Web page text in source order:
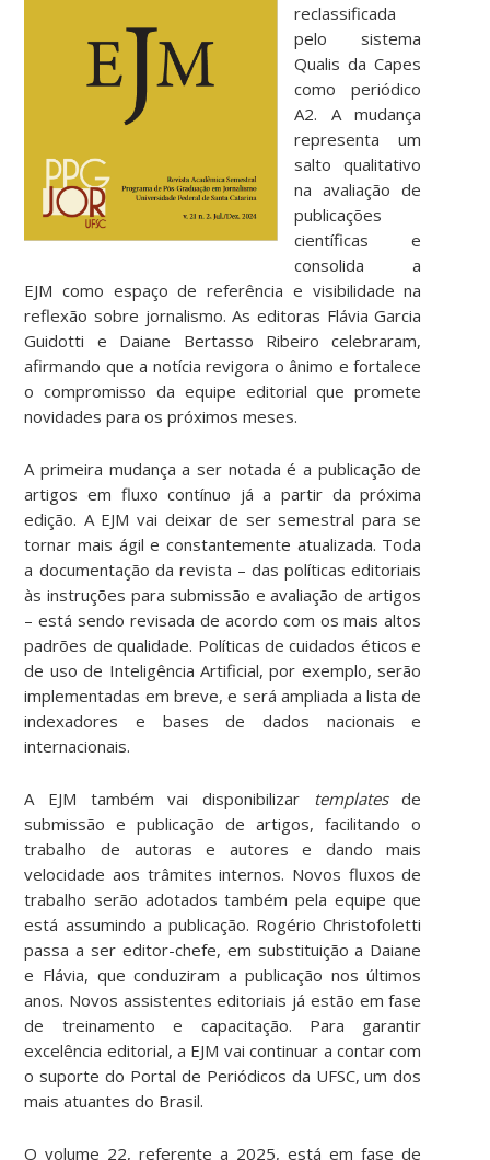
reclassificada
pelo sistema
Qualis da Capes
como periódico
A2. A mudança
representa um
salto qualitativo
na avaliação de
publicações
científicas e
consolida a
EJM como espaço de referência e visibilidade na
reflexão sobre jornalismo. As editoras Flávia Garcia
Guidotti e Daiane Bertasso Ribeiro celebraram,
afirmando que a notícia revigora o ânimo e fortalece
o compromisso da equipe editorial que promete
novidades para os próximos meses.
A primeira mudança a ser notada é a publicação de
artigos em fluxo contínuo já a partir da próxima
edição. A EJM vai deixar de ser semestral para se
tornar mais ágil e constantemente atualizada. Toda
a documentação da revista – das políticas editoriais
às instruções para submissão e avaliação de artigos
– está sendo revisada de acordo com os mais altos
padrões de qualidade. Políticas de cuidados éticos e
de uso de Inteligência Artificial, por exemplo, serão
implementadas em breve, e será ampliada a lista de
indexadores e bases de dados nacionais e
internacionais.
A EJM também vai disponibilizar templatesde
submissão e publicação de artigos, facilitando o
trabalho de autoras e autores e dando mais
velocidade aos trâmites internos. Novos fluxos de
trabalho serão adotados também pela equipe que
está assumindo a publicação. Rogério Christofoletti
passa a ser editor-chefe, em substituição a Daiane
e Flávia, que conduziram a publicação nos últimos
anos. Novos assistentes editoriais já estão em fase
de treinamento e capacitação. Para garantir
excelência editorial, a EJM vai continuar a contar com
o suporte do Portal de Periódicos da UFSC, um dos
mais atuantes do Brasil.
O volume 22, referente a 2025, está em fase de